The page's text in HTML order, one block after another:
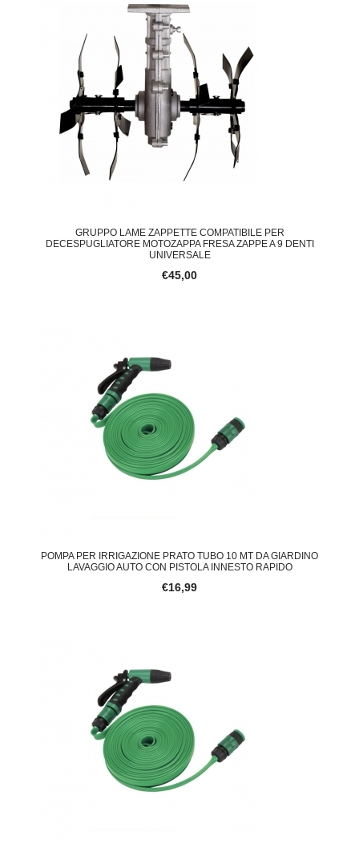
GRUPPO LAME ZAPPETTE COMPATIBILE PER
DECESPUGLIATORE MOTOZAPPA FRESA ZAPPE A 9 DENTI
UNIVERSALE
€45,00
POMPA PER IRRIGAZIONE PRATO TUBO 10 MT DA GIARDINO
LAVAGGIO AUTO CON PISTOLA INNESTO RAPIDO
€16,99